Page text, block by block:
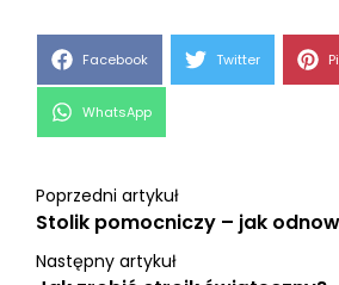
Share
Facebook Share
Twitter
Share
WhatsApp
Poprzedni artykuł
Stolik pomocniczy – jak
Następny artykuł